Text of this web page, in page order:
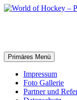
Zum
Suchen
Primäres Menü
Impressum
Foto Gallerie
Partner und